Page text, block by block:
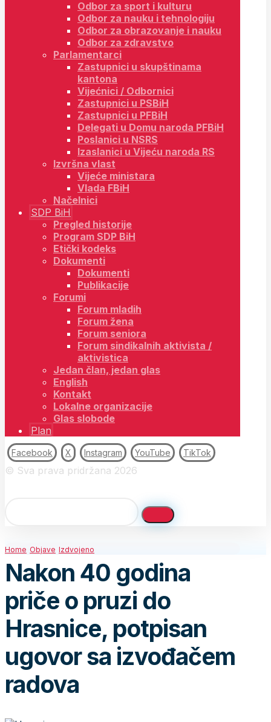
Odbor za sport i kulturu
Odbor za nauku i tehnologiju
Odbor za obrazovanje i nauku
Odbor za zdravstvo
Parlamentarci
Zastupnici u skupštinama
kantona
Vijećnici / Odbornici
Zastupnici u PSBiH
Zastupnici u PFBiH
Delegati u Domu naroda PFBiH
Poslanici u NSRS
Izaslanici u Vijeću naroda RS
Izvršna vlast
Vijeće ministara
Vlada FBiH
Načelnici
SDP BiH
Pregled historije
Program SDP BiH
Etički kodeks
Dokumenti
Dokumenti
Publikacije
Forumi
Forum mladih
Forum žena
Forum seniora
Forum sindikalnih aktivista /
aktivistica
Jedan član, jedan glas
English
Kontakt
Lokalne organizacije
Glas slobode
Plan
Facebook X Instagram YouTube TikTok
© Sva prava pridržana 2026
Home Objave Izdvojeno
Nakon 40 godina
priče o pruzi do
Hrasnice, potpisan
ugovor sa izvođačem
radova